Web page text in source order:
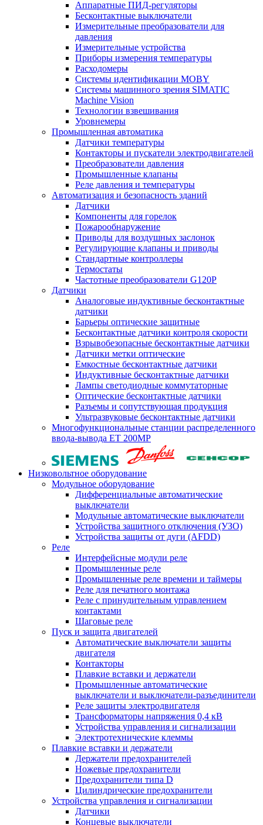
Аппаратные ПИД-регуляторы
Бесконтактные выключатели
Измерительные преобразователи для
давления
Измерительные устройства
Приборы измерения температуры
Расходомеры
Системы идентификации MOBY
Системы машинного зрения SIMATIC
Machine Vision
Технологии взвешивания
Уровнемеры
Промышленная автоматика
Датчики температуры
Контакторы и пускатели электродвигателей
Преобразователи давления
Промышленные клапаны
Реле давления и температуры
Автоматизация и безопасность зданий
Датчики
Компоненты для горелок
Пожарообнаружение
Приводы для воздушных заслонок
Регулирующие клапаны и приводы
Стандартные контроллеры
Термостаты
Частотные преобразователи G120P
Датчики
Аналоговые индуктивные бесконтактные
датчики
Барьеры оптические защитные
Бесконтактные датчики контроля скорости
Взрывобезопасные бесконтактные датчики
Датчики метки оптические
Емкостные бесконтактные датчики
Индуктивные бесконтактные датчики
Лампы светодиодные коммутаторные
Оптические бесконтактные датчики
Разъемы и сопутствующая продукция
Ультразвуковые бесконтактные датчики
Многофункциональные станции распределенного
ввода-вывода ET 200MP
Низковольтное оборудование
Модульное оборудование
Дифференциальные автоматические
выключатели
Модульные автоматические выключатели
Устройства защитного отключения (УЗО)
Устройства защиты от дуги (AFDD)
Реле
Интерфейсные модули реле
Промышленные реле
Промышленные реле времени и таймеры
Реле для печатного монтажа
Реле с принудительным управлением
контактами
Шаговые реле
Пуск и защита двигателей
Автоматические выключатели защиты
двигателя
Контакторы
Плавкие вставки и держатели
Промышленные автоматические
выключатели и выключатели-разъединители
Реле защиты электродвигателя
Трансформаторы напряжения 0,4 кВ
Устройства управления и сигнализации
Электротехнические клеммы
Плавкие вставки и держатели
Держатели предохранителей
Ножевые предохранители
Предохранители типа D
Цилиндрические предохранители
Устройства управления и сигнализации
Датчики
Концевые выключатели